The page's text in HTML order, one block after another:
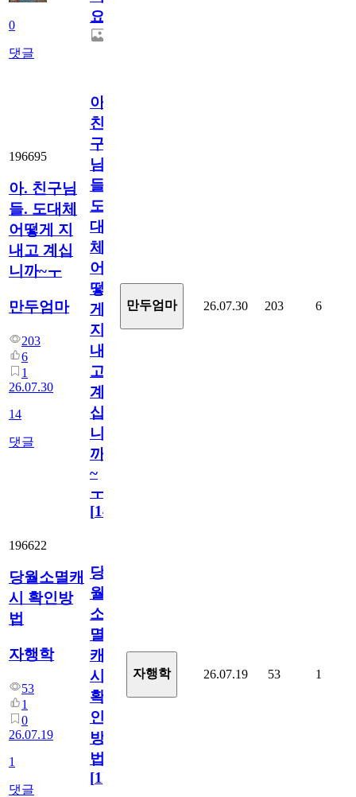
0
댓글
요.
196695
아. 친구님
들. 도대체
어떻게 지
내고 계십
니까~ㅜ
만두엄마
203
6
1
26.07.30
14
댓글
아.
친
구
님
들.
도
대
체
어
떻
게
지
내
고
계
십
니
까
~
ㅜ
[14
만두엄마 26.07.30 203 6
196622
당월소멸캐
시 확인방
법
자행학
53
1
0
26.07.19
1
댓글
당
월
소
멸
캐
시
확
인
방
법
[1]
자행학 26.07.19 53 1